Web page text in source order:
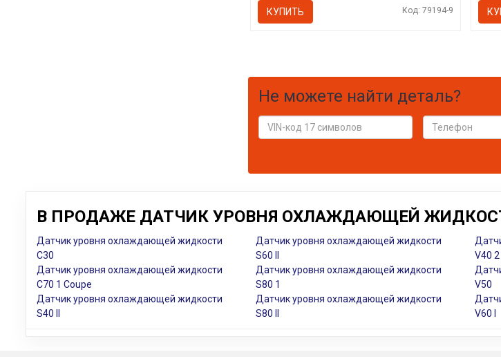
КУПИТЬ Код: 79194-9
Не можете найти деталь?
В ПРОДАЖЕ ДАТЧИК УРОВНЯ ОХЛАЖДАЮЩЕЙ
Датчик уровня охлаждающей жидкости
C30
Датчик уровня охлаждающей жидкости
C70 1 Coupe
Датчик уровня охлаждающей жидкости
S40 II
Датчик уровня охлаждающей жидкости
S60 II
Датчик уровня охлаждающей жидкости
S80 1
Датчик уровня охлаждающей жидкости
S80 II
V40
V50
V60 I